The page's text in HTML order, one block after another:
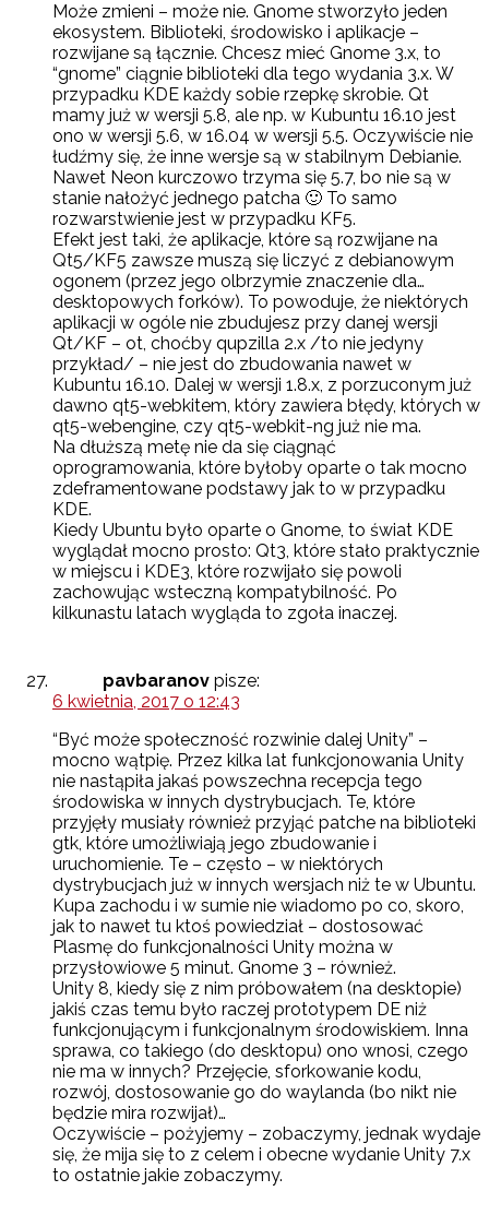
Może zmieni – może nie. Gnome stworzyło jeden
ekosystem. Biblioteki, środowisko i aplikacje –
rozwijane są łącznie. Chcesz mieć Gnome 3.x, to
“gnome” ciągnie biblioteki dla tego wydania 3.x. W
przypadku KDE każdy sobie rzepkę skrobie. Qt
mamy już w wersji 5.8, ale np. w Kubuntu 16.10 jest
ono w wersji 5.6, w 16.04 w wersji 5.5. Oczywiście nie
łudźmy się, że inne wersje są w stabilnym Debianie.
Nawet Neon kurczowo trzyma się 5.7, bo nie są w
stanie nałożyć jednego patcha 🙂 To samo
rozwarstwienie jest w przypadku KF5.
Efekt jest taki, że aplikacje, które są rozwijane na
Qt5/KF5 zawsze muszą się liczyć z debianowym
ogonem (przez jego olbrzymie znaczenie dla…
desktopowych forków). To powoduje, że niektórych
aplikacji w ogóle nie zbudujesz przy danej wersji
Qt/KF – ot, choćby qupzilla 2.x /to nie jedyny
przykład/ – nie jest do zbudowania nawet w
Kubuntu 16.10. Dalej w wersji 1.8.x, z porzuconym już
dawno qt5-webkitem, który zawiera błędy, których w
qt5-webengine, czy qt5-webkit-ng już nie ma.
Na dłuższą metę nie da się ciągnąć
oprogramowania, które byłoby oparte o tak mocno
zdeframentowane podstawy jak to w przypadku
KDE.
Kiedy Ubuntu było oparte o Gnome, to świat KDE
wyglądał mocno prosto: Qt3, które stało praktycznie
w miejscu i KDE3, które rozwijało się powoli
zachowując wsteczną kompatybilność. Po
kilkunastu latach wygląda to zgoła inaczej.
pavbaranov pisze:
6 kwietnia, 2017 o 12:43
“Być może społeczność rozwinie dalej Unity” –
mocno wątpię. Przez kilka lat funkcjonowania Unity
nie nastąpiła jakaś powszechna recepcja tego
środowiska w innych dystrybucjach. Te, które
przyjęły musiały również przyjąć patche na biblioteki
gtk, które umożliwiają jego zbudowanie i
uruchomienie. Te – często – w niektórych
dystrybucjach już w innych wersjach niż te w Ubuntu.
Kupa zachodu i w sumie nie wiadomo po co, skoro,
jak to nawet tu ktoś powiedział – dostosować
Plasmę do funkcjonalności Unity można w
przysłowiowe 5 minut. Gnome 3 – również.
Unity 8, kiedy się z nim próbowałem (na desktopie)
jakiś czas temu było raczej prototypem DE niż
funkcjonującym i funkcjonalnym środowiskiem. Inna
sprawa, co takiego (do desktopu) ono wnosi, czego
nie ma w innych? Przejęcie, sforkowanie kodu,
rozwój, dostosowanie go do waylanda (bo nikt nie
będzie mira rozwijał)…
Oczywiście – pożyjemy – zobaczymy, jednak wydaje
się, że mija się to z celem i obecne wydanie Unity 7.x
to ostatnie jakie zobaczymy.